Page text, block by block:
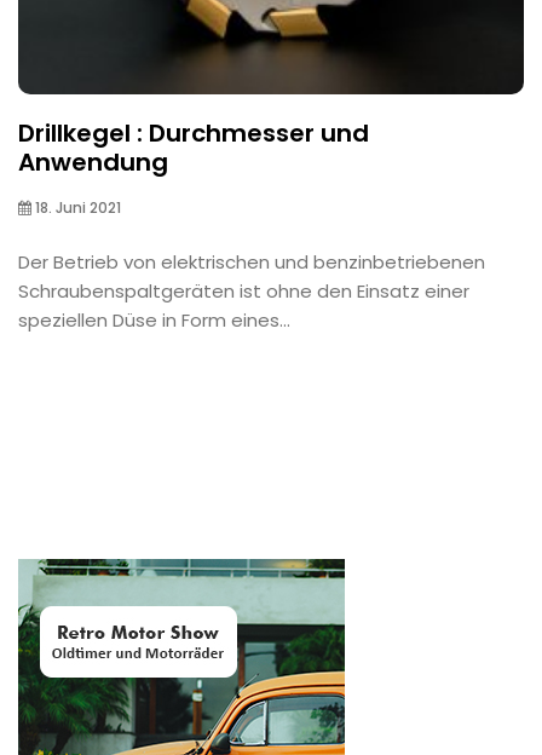
Drillkegel : Durchmesser und
Anwendung
18. Juni 2021
Der Betrieb von elektrischen und benzinbetriebenen
Schraubenspaltgeräten ist ohne den Einsatz einer
speziellen Düse in Form eines...